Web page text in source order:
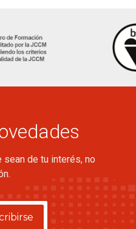
de tu interés, no